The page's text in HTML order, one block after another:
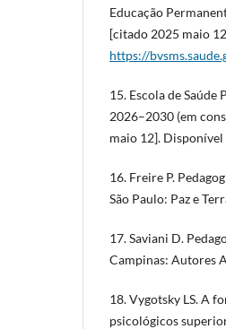
Educação
[citado 2025 maio
https://
15. Escola de
2026–2030 (em
maio 12]. Disponível
16. Freire P.
São Paulo: Paz e
17. Saviani D.
Campinas: Autores
18. Vygotsky LS. A
psicológicos